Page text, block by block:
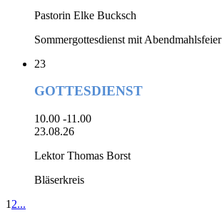
Pastorin Elke Bucksch
Sommergottesdienst mit Abendmahlsfeier
23
GOTTESDIENST
10.00 -11.00
23.08.26
Lektor Thomas Borst
Bläserkreis
1 2...